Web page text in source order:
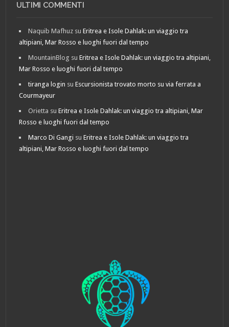
ULTIMI COMMENTI
Naquib Mafhuz suEritrea e Isole Dahlak: un viaggio tra
altipiani, Mar Rosso e luoghi fuori dal tempo
MountainBlog suEritrea e Isole Dahlak: un viaggio tra altipiani,
Mar Rosso e luoghi fuori dal tempo
tiranga login suEscursionista trovato morto su via ferrata a
Courmayeur
Orietta suEritrea e Isole Dahlak: un viaggio tra altipiani, Mar
Rosso e luoghi fuori dal tempo
Marco Di Gangi suEritrea e Isole Dahlak: un viaggio tra
altipiani, Mar Rosso e luoghi fuori dal tempo